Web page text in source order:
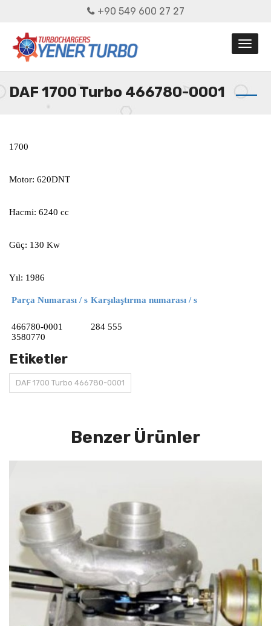
+90 549 600 27 27
DAF 1700 Turbo 466780-0001
1700
Motor: 620DNT
Hacmi: 6240 cc
Güç: 130 Kw
Yıl: 1986
Parça Numarası / s
466780-0001
3580770
Karşılaştırma numarası / s
284 555
Etiketler
DAF 1700 Turbo 466780-0001
Benzer Ürünler